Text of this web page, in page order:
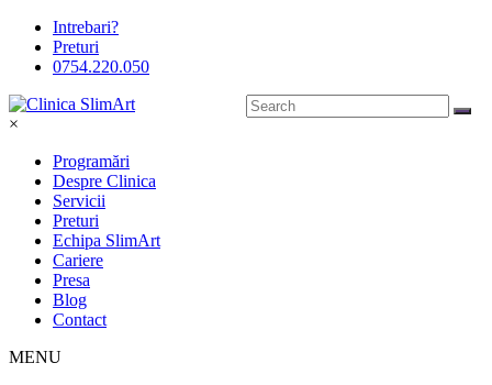
Intrebari?
Preturi
0754.220.050
×
Programări
Despre Clinica
Servicii
Preturi
Echipa SlimArt
Cariere
Presa
Blog
Contact
MENU